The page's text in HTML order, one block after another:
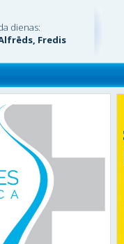
dienas:
Fredis